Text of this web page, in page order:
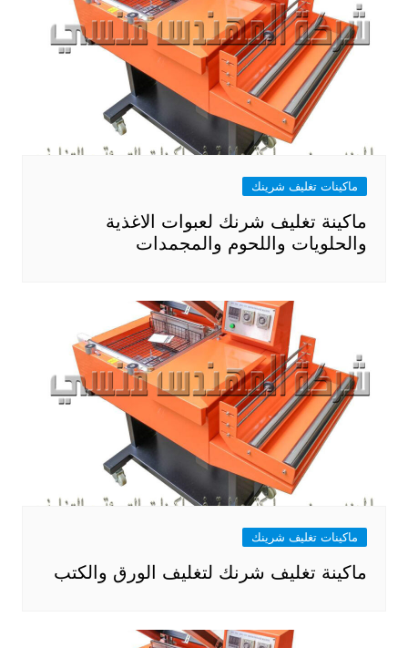
ماكينات تغليف شرينك
ماكينة تغليف شرنك لعبوات الاغذية
والحلويات واللحوم والمجمدات
ماكينات تغليف شرينك
ماكينة تغليف شرنك لتغليف الورق والكتب